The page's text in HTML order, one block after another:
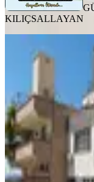
KILIÇSALLAYAN
3+1